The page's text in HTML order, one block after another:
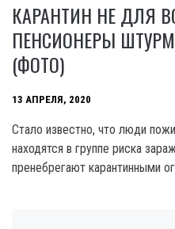
КАРАНТИН НЕ ДЛЯ
ПЕНСИОНЕРЫ
(ФОТО)
13 АПРЕЛЯ, 2020
Стало известно, что люди
находятся в группе риска
пренебрегают карантинными